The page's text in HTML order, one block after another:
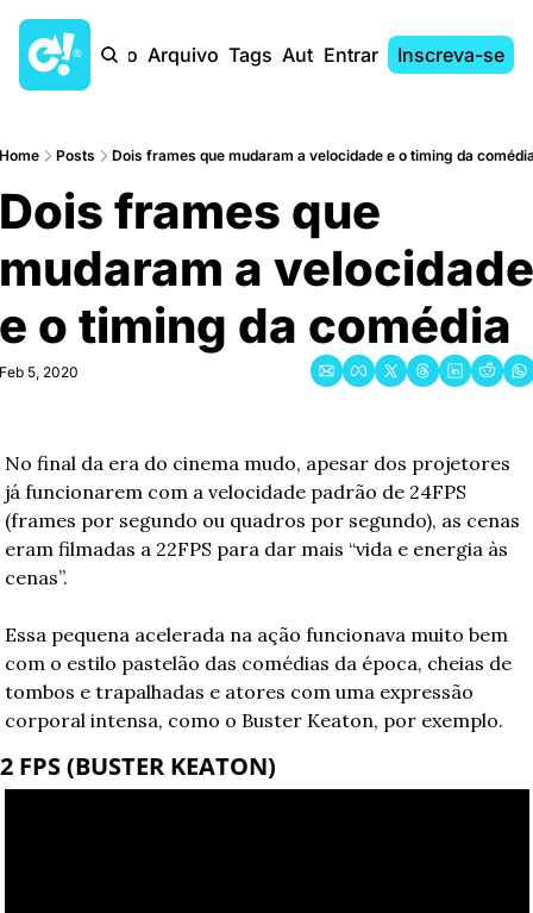
Início Arquivo Tags AutoresEntrar Inscreva-se
Posts Dois frames que mudaram a velocidade e o timing da
frames que
a velocidade
o timing da comédia
5, 2020
No final da era do cinema mudo, apesar dos projetores
já funcionarem com a velocidade padrão de 24FPS
(frames por segundo ou quadros por segundo), as cenas
eram filmadas a 22FPS para dar mais “vida e energia às
cenas”.
Essa pequena acelerada na ação funcionava muito bem
com o estilo pastelão das comédias da época, cheias de
tombos e trapalhadas e atores com uma expressão
corporal intensa, como o Buster Keaton, por exemplo.
FPS (BUSTER KEATON)